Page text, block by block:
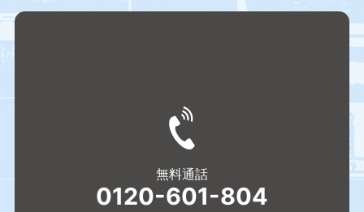
無料通話
0120-601-804